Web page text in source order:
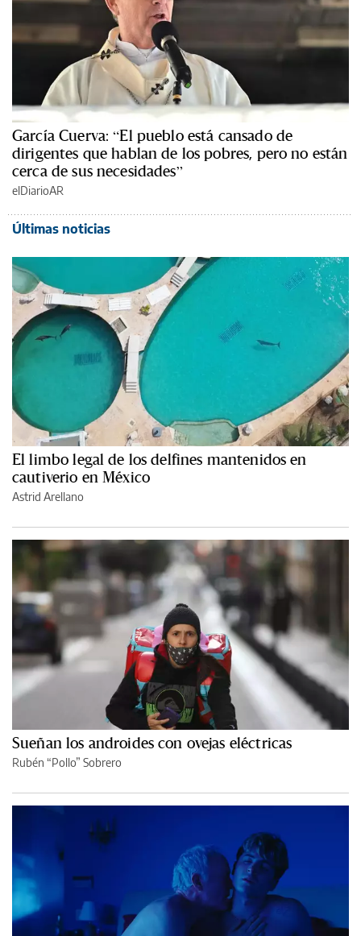
García Cuerva: “El pueblo está cansado de
dirigentes que hablan de los pobres, pero no están
cerca de sus necesidades”
elDiarioAR
Últimas noticias
El limbo legal de los delfines mantenidos en
cautiverio en México
Astrid Arellano
Sueñan los androides con ovejas eléctricas
Rubén “Pollo” Sobrero